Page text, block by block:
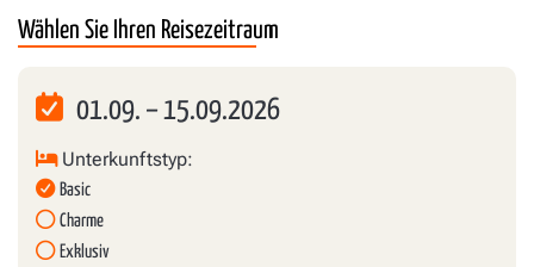
Wählen Sie Ihren Reisezeitraum
01.09. –15.09.2026
Unterkunftstyp:
Basic
Charme
Exklusiv